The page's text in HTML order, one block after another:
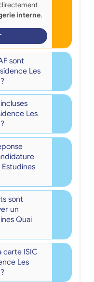
interne.
sont
Les
Les
sont
un
Quai
ISIC
Les